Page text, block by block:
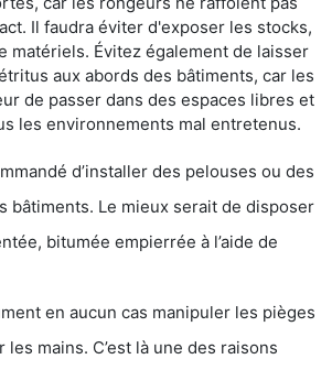
Il faudra éviter d'exposer les stocks,
matériels. Évitez également de laisser
aux abords des bâtiments, car les
de passer dans des espaces libres et
les environnements mal entretenus.
d’installer des pelouses ou des
bâtiments. Le mieux serait de disposer
bitumée empierrée à l’aide de
en aucun cas manipuler les pièges
mains. C’est là une des raisons